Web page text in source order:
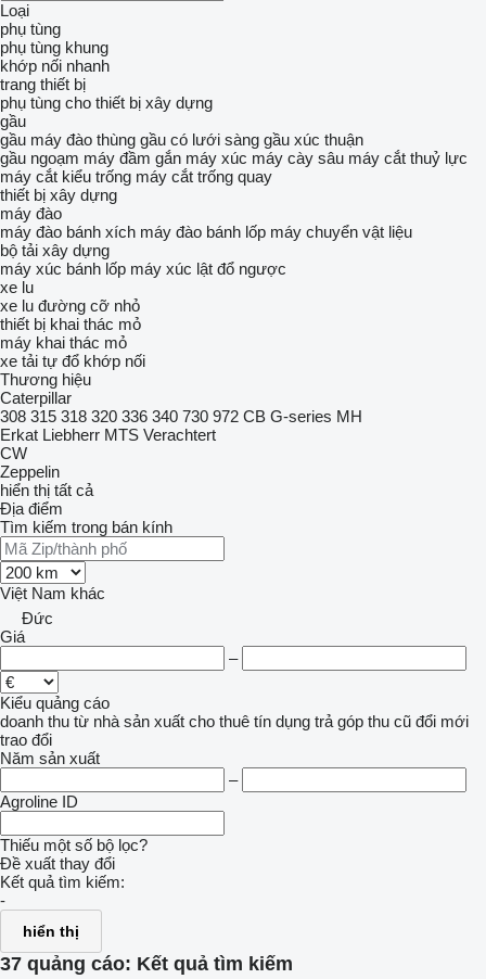
Loại
phụ tùng
phụ tùng khung
khớp nối nhanh
trang thiết bị
phụ tùng cho thiết bị xây dựng
gầu
gầu máy đào thùng gầu có lưới sàng gầu xúc thuận
gầu ngoạm máy đầm gắn máy xúc máy cày sâu máy cắt thuỷ lực
máy cắt kiểu trống máy cắt trống quay
thiết bị xây dựng
máy đào
máy đào bánh xích máy đào bánh lốp máy chuyển vật liệu
bộ tải xây dựng
máy xúc bánh lốp máy xúc lật đổ ngược
xe lu
xe lu đường cỡ nhỏ
thiết bị khai thác mỏ
máy khai thác mỏ
xe tải tự đổ khớp nối
Thương hiệu
Caterpillar
308 315 318 320 336 340 730 972 CB G-series MH
Erkat Liebherr MTS Verachtert
CW
Zeppelin
hiển thị tất cả
Địa điểm
Tìm kiếm trong bán kính
Việt Nam khác
Đức
Giá
–
Kiểu quảng cáo
doanh thu từ nhà sản xuất cho thuê tín dụng trả góp thu cũ đổi mới
trao đổi
Năm sản xuất
–
Agroline ID
Thiếu một số bộ lọc?
Đề xuất thay đổi
Kết quả tìm kiếm:
-
hiển thị
37 quảng cáo: Kết quả tìm kiếm